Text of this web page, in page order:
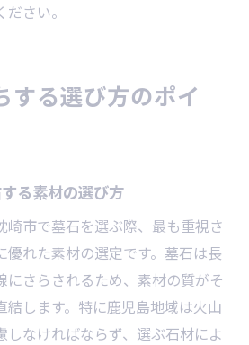
さい。
する選び方のポイ
る素材の選び方
崎市で墓石を選ぶ際、最も重視さ
優れた素材の選定です。墓石は長
にさらされるため、素材の質がそ
結します。特に鹿児島地域は火山
しなければならず、選ぶ石材によ